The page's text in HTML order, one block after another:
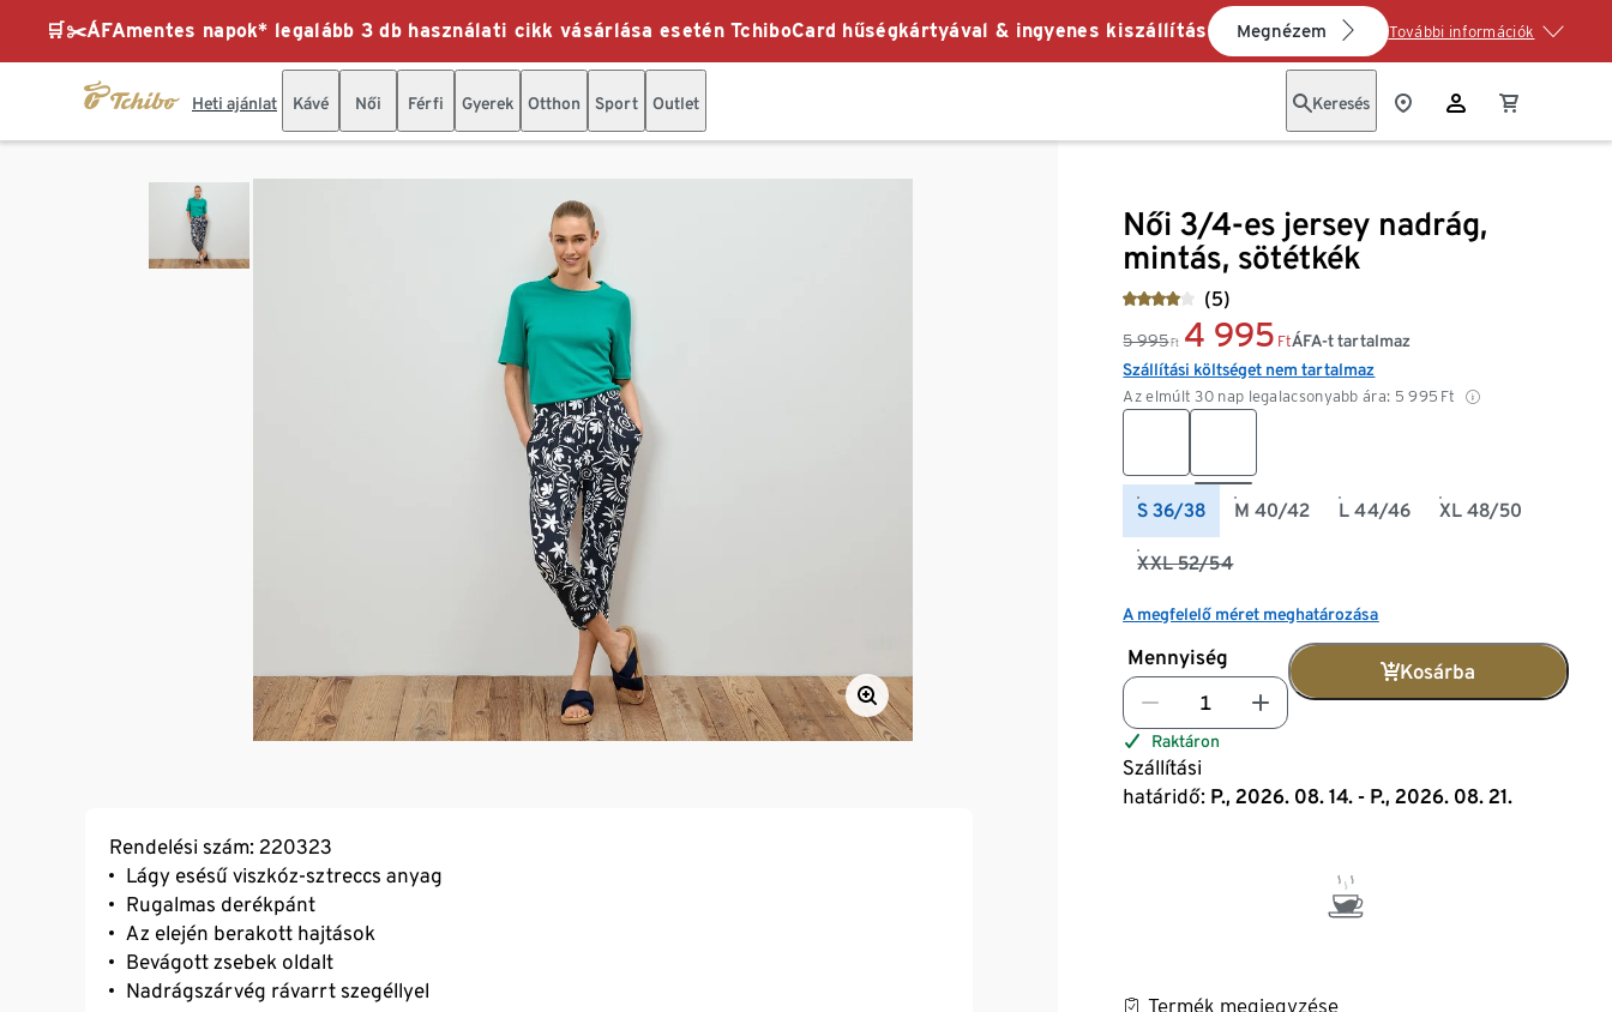
🛒✂️ÁFAmentes napok* legalább 3 db használati cikk vásárlása esetén TchiboCard hűségkártyával & ingyenes kiszállítás Megnézem További információk
Heti ajánlat Kávé Női Férfi Gyerek Otthon Sport Outlet Keresés
Női 3/4-es jersey nadrág,
mintás, sötétkék
(5)
5 995 Ft 4 995 Ft
Az elmúlt 30 nap legalacsonyabb ára: 5 995 Ft
ÁFA-t tartalmaz
Szállítási költséget nem tartalmaz
S 36/38 M 40/42 L 44/46 XL 48/50
XXL 52/54
A megfelelő méret meghatározása
Mennyiség
Kosárba
Raktáron
Szállítási
határidő: P., 2026. 08. 14. - P., 2026. 08. 21.
Termék megjegyzése
Rendelési szám: 220323
Lágy esésű viszkóz-sztreccs anyag
Rugalmas derékpánt
Az elején berakott hajtások
Bevágott zsebek oldalt
Nadrágszárvég rávarrt szegéllyel